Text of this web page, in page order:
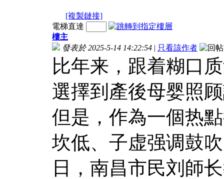
[複製鏈接]
電梯直達
樓主
發表於 2025-5-14 14:22:54 | 只看該作者
比年来，跟着糊口
選擇到產後母婴照
但是，作為一個热
坎低、子虚强调鼓
日，南昌市民刘師